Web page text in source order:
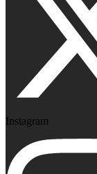
Instagram